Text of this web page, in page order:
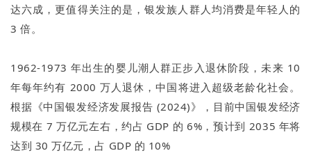
达六成，更值得关注的是，银发族人群人均消费是年轻人的
3 倍。
1962-1973 年出生的婴儿潮人群正步入退休阶段，未来 10
年每年约有 2000 万人退休，中国将进入超级老龄化社会。
根据《中国银发经济发展报告 (2024)》，目前中国银发经济
规模在 7 万亿元左右，约占 GDP 的 6%，预计到 2035 年将
达到 30 万亿元，占 GDP 的 10%